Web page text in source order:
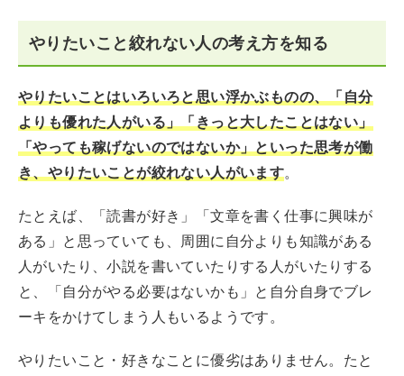
やりたいこと絞れない人の考え方を知る
やりたいことはいろいろと思い浮かぶものの、「自分
よりも優れた人がいる」「きっと大したことはない」
「やっても稼げないのではないか」といった思考が働
き、やりたいことが絞れない人がいます。
たとえば、「読書が好き」「文章を書く仕事に興味が
ある」と思っていても、周囲に自分よりも知識がある
人がいたり、小説を書いていたりする人がいたりする
と、「自分がやる必要はないかも」と自分自身でブレ
ーキをかけてしまう人もいるようです。
やりたいこと・好きなことに優劣はありません。たと